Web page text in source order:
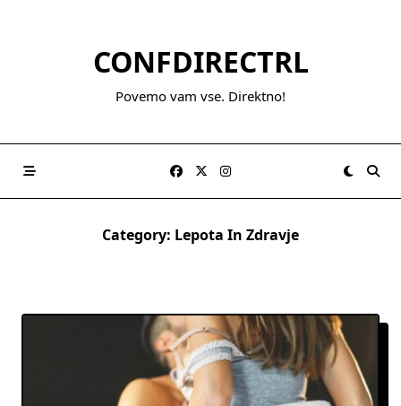
CONFDIRECTRL
Povemo vam vse. Direktno!
Category: Lepota In Zdravje